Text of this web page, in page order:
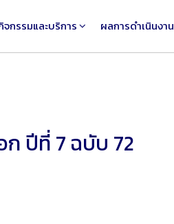
จกรรมและบริการ ผลการดำเนินงาน
ก ปีที่ 7 ฉบับ 72